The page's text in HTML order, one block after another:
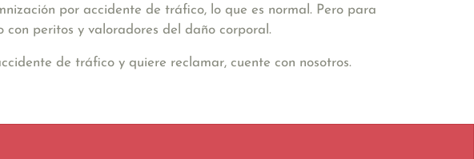
por accidente de tráfico, lo que es normal. Pero para
con peritos y valoradores del daño corporal.
de tráfico y quiere reclamar, cuente con nosotros.